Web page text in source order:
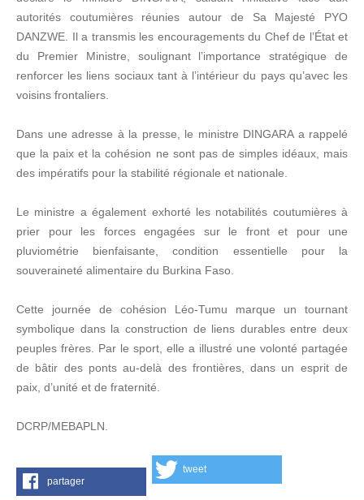
autorités coutumières réunies autour de Sa Majesté PYO
DANZWE. Il a transmis les encouragements du Chef de l’État et
du Premier Ministre, soulignant l’importance stratégique de
renforcer les liens sociaux tant à l’intérieur du pays qu’avec les
voisins frontaliers.
Dans une adresse à la presse, le ministre DINGARA a rappelé
que la paix et la cohésion ne sont pas de simples idéaux, mais
des impératifs pour la stabilité régionale et nationale.
Le ministre a également exhorté les notabilités coutumières à
prier pour les forces engagées sur le front et pour une
pluviométrie bienfaisante, condition essentielle pour la
souveraineté alimentaire du Burkina Faso.
Cette journée de cohésion Léo-Tumu marque un tournant
symbolique dans la construction de liens durables entre deux
peuples frères. Par le sport, elle a illustré une volonté partagée
de bâtir des ponts au-delà des frontières, dans un esprit de
paix, d’unité et de fraternité.
DCRP/MEBAPLN.
partager
tweet